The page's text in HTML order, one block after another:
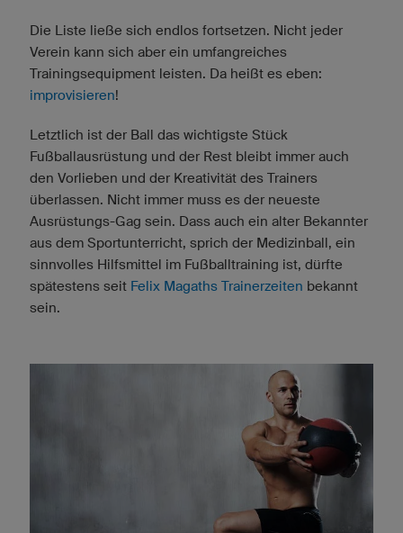
Die Liste ließe sich endlos fortsetzen. Nicht jeder
Verein kann sich aber ein umfangreiches
Trainingsequipment leisten. Da heißt es eben:
improvisieren!
Letztlich ist der Ball das wichtigste Stück
Fußballausrüstung und der Rest bleibt immer auch
den Vorlieben und der Kreativität des Trainers
überlassen. Nicht immer muss es der neueste
Ausrüstungs-Gag sein. Dass auch ein alter Bekannter
aus dem Sportunterricht, sprich der Medizinball, ein
sinnvolles Hilfsmittel im Fußballtraining ist, dürfte
spätestens seit Felix Magaths Trainerzeiten bekannt
sein.